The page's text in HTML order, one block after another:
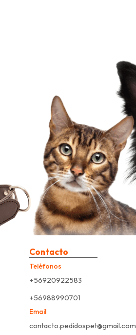
Contacto
Teléfonos
+56920922583
+56988990701
Email
contacto.pedidospet@gmail.com